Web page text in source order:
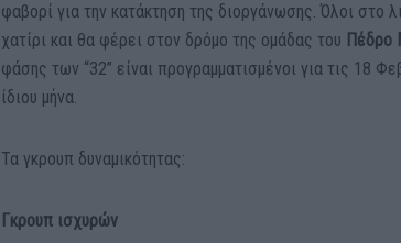
φαβορί για την κατάκτηση της διοργάνωσης. Όλοι στο
χατίρι και θα φέρει στον δρόμο της ομάδας του Πέδρο
φάσης των “32” είναι προγραμματισμένοι για τις 18
ίδιου μήνα.
Τα γκρουπ δυναμικότητας:
Γκρουπ ισχυρών